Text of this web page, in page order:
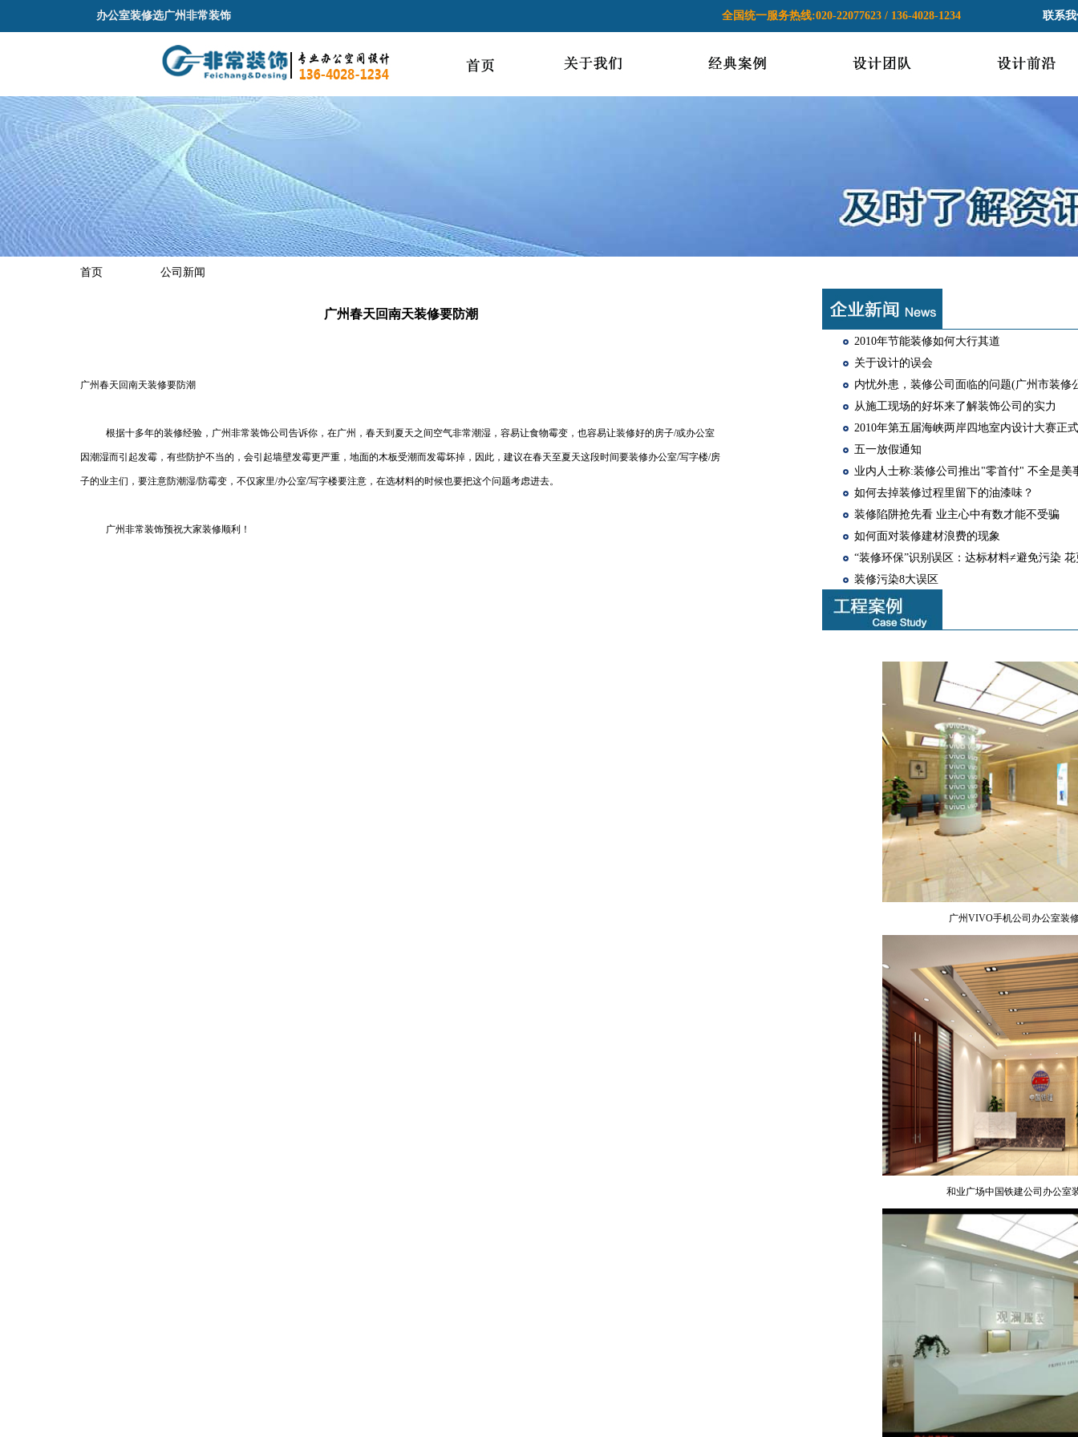
办公室装修选广州非常装饰 全国统一服务热线:020-22077623 / 136-4028-1234 联系
首页 公司新闻
广州春天回南天装修要防潮
广州春天回南天装修要防潮
根据十多年的装修经验，广州非常装饰公司告诉你，在广州，春天到夏天之间空气非常潮湿，容易让食物霉变，也容易让装修好的房子/或办公室
因潮湿而引起发霉，有些防护不当的，会引起墙壁发霉更严重，地面的木板受潮而发霉坏掉，因此，建议在春天至夏天这段时间要装修办公室/写字楼/房
子的业主们，要注意防潮湿/防霉变，不仅家里/办公室/写字楼要注意，在选材料的时候也要把这个问题考虑进去。
广州非常装饰预祝大家装修顺利！
2010年节能装修如何大行其道
关于设计的误会
内忧外患，装修公司面临的问题(广州市装修
从施工现场的好坏来了解装饰公司的实力
2010年第五届海峡两岸四地室内设计大赛正
五一放假通知
业内人士称:装修公司推出"零首付" 不全是美
如何去掉装修过程里留下的油漆味？
装修陷阱抢先看 业主心中有数才能不受骗
如何面对装修建材浪费的现象
“装修环保”识别误区：达标材料≠避免污染
装修污染8大误区
广州VIVO手机公司办公室装
和业广场中国铁建公司办公室